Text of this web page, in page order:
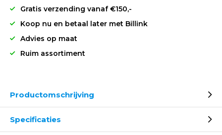
Gratis verzending vanaf €150,-
Koop nu en betaal later met Billink
Advies op maat
Ruim assortiment
Productomschrijving
Specificaties